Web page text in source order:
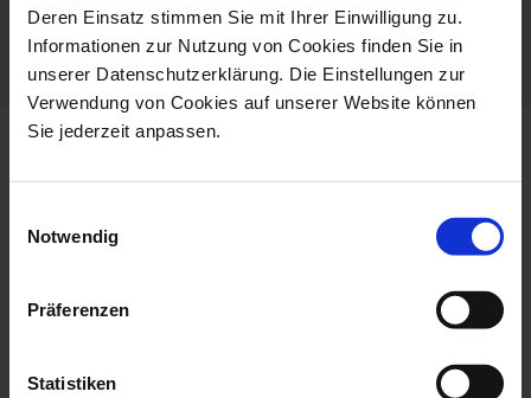
Deren Einsatz stimmen Sie mit Ihrer Einwilligung zu.
Informationen zur Nutzung von Cookies finden Sie in
unserer Datenschutzerklärung. Die Einstellungen zur
Verwendung von Cookies auf unserer Website können
Sie jederzeit anpassen.
Notwendig
Präferenzen
Statistiken
Germany